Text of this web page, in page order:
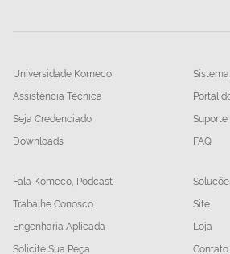
Universidade Komeco
Assistência Técnica
Seja Credenciado
Downloads
Portal
Suporte
FAQ
Fala Komeco, Podcast
Trabalhe Conosco
Engenharia Aplicada
Solicite Sua Peça
Site
Loja
Contato